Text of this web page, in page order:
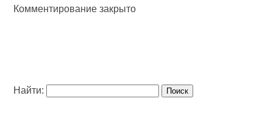
Комментирование закрыто
Найти: